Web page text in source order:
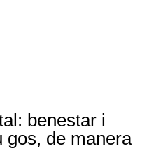
benestar i
gos, de manera